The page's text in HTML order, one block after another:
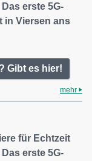
erste 5G-
in Viersen ans
Gibt es hier!
mehr
für Echtzeit
erste 5G-